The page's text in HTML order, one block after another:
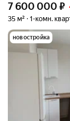
7 600 000 ₽
35 м² 1-комн.
новостройка